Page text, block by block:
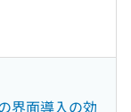
界面導入の効